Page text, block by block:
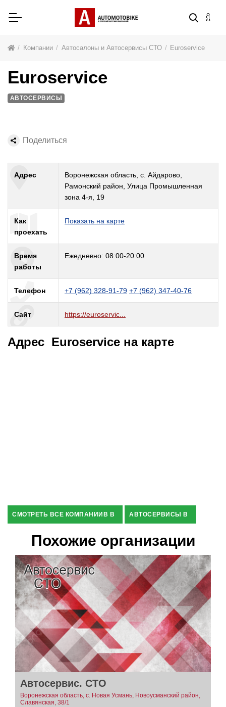
Компании Автосалоны и Автосервисы СТО Euroservice
Адрес
Воронежская область, с. Айдарово,
Рамонский район, Улица Промышленная
зона 4-я, 19
Как
проехать
Показать на карте
Время
работы
Ежедневно: 08:00-20:00
Телефон +7 (962) 328-91-79 +7 (962) 347-40-76
Сайт https://euroservic...
Адрес Euroservice на карте
СМОТРЕТЬ ВСЕ КОМПАНИИВ В АВТОСЕРВИСЫ В
Похожие организации
Автосервис. СТО
Воронежская область, с. Новая Усмань, Новоусманский район,
Славянская, 38/1
Euroservice
АВТОСЕРВИСЫ
Поделиться